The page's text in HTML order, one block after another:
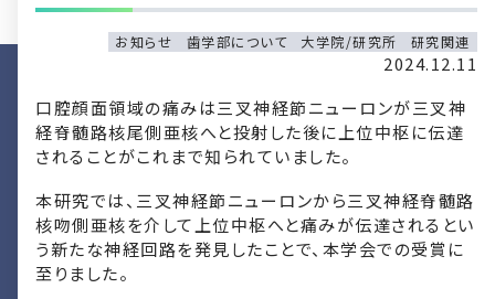
お知らせ 歯学部について 大学院/研究所 研究関連
2024.12.11
口腔顔面領域の痛みは三叉神経節ニューロンが三叉神
経脊髄路核尾側亜核へと投射した後に上位中枢に伝達
されることがこれまで知られていました。
本研究では、三叉神経節ニューロンから三叉神経脊髄路
核吻側亜核を介して上位中枢へと痛みが伝達されるとい
う新たな神経回路を発見したことで、本学会での受賞に
至りました。